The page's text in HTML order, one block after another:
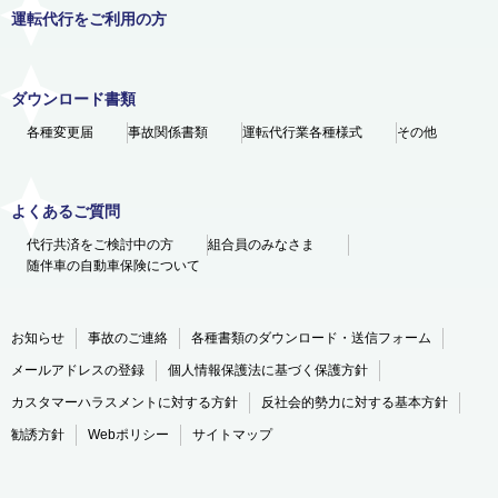
運転代行をご利用の方
ダウンロード書類
各種変更届 事故関係書類 運転代行業各種様式 その他
よくあるご質問
代行共済をご検討中の方
組合員のみなさま
随伴車の自動車保険について
お知らせ 事故のご連絡 各種書類のダウンロード・送信フォーム
メールアドレスの登録 個人情報保護法に基づく保護方針
カスタマーハラスメントに対する方針 反社会的勢力に対する基本方針
勧誘方針 Webポリシー サイトマップ